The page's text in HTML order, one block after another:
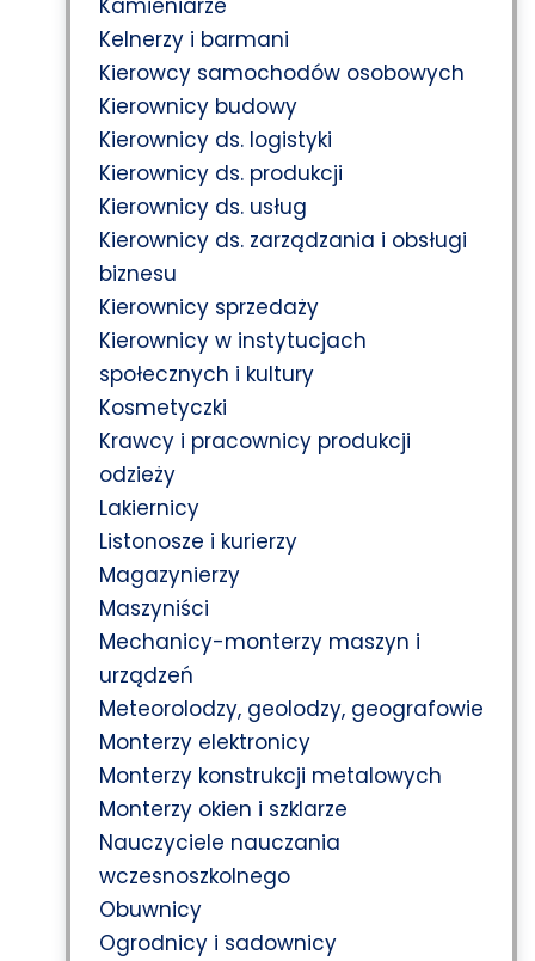
Kamieniarze
Kelnerzy i barmani
Kierowcy samochodów osobowych
Kierownicy budowy
Kierownicy ds. logistyki
Kierownicy ds. produkcji
Kierownicy ds. usług
Kierownicy ds. zarządzania i obsługi
biznesu
Kierownicy sprzedaży
Kierownicy w instytucjach
społecznych i kultury
Kosmetyczki
Krawcy i pracownicy produkcji
odzieży
Lakiernicy
Listonosze i kurierzy
Magazynierzy
Maszyniści
Mechanicy-monterzy maszyn i
urządzeń
Meteorolodzy, geolodzy, geografowie
Monterzy elektronicy
Monterzy konstrukcji metalowych
Monterzy okien i szklarze
Nauczyciele nauczania
wczesnoszkolnego
Obuwnicy
Ogrodnicy i sadownicy